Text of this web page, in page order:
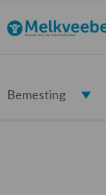
de
hoofdnavigatie
de
hoofd
de
eerste
de
voettekst
Melkveebedrijf.nl
Bemesting